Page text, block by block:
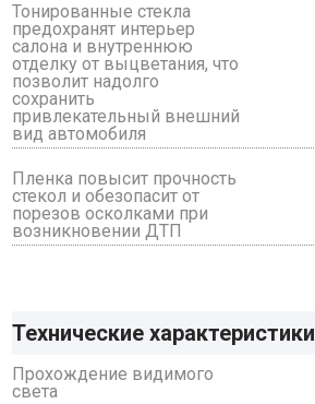
Тонированные стекла
предохранят интерьер
салона и внутреннюю
отделку от выцветания, что
позволит надолго
сохранить
привлекательный внешний
вид автомобиля
Пленка повысит прочность
стекол и обезопасит от
порезов осколками при
возникновении ДТП
Технические характеристики
Прохождение видимого
света